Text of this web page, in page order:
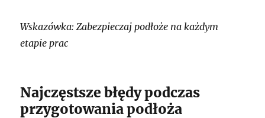
Wskazówka: Zabezpieczaj podłoże na każdym
etapie prac
Najczęstsze błędy podczas
przygotowania podłoża